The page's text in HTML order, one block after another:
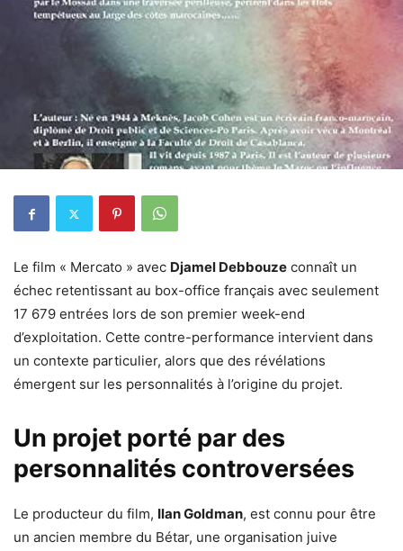
Le film « Mercato » avec Djamel Debbouze connaît un
échec retentissant au box-office français avec seulement
17 679 entrées lors de son premier week-end
d’exploitation. Cette contre-performance intervient dans
un contexte particulier, alors que des révélations
émergent sur les personnalités à l’origine du projet.
Un projet porté par des
personnalités controversées
Le producteur du film, Ilan Goldman, est connu pour être
un ancien membre du Bétar, une organisation juive